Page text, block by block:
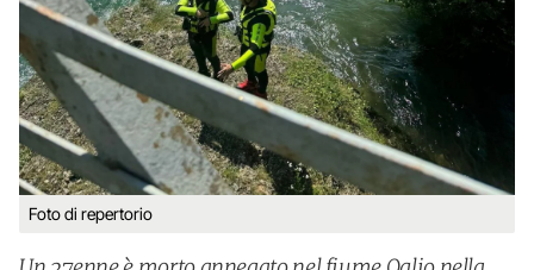
Foto di repertorio